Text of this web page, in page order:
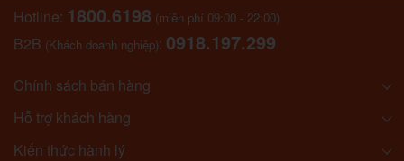
Hotline: 1800.6198 (miễn phí 09:00 - 22:00)
B2B (Khách doanh nghiệp): 0918.197.299
Chính sách bán hàng
Hỗ trợ khách hàng
Kiến thức hành lý